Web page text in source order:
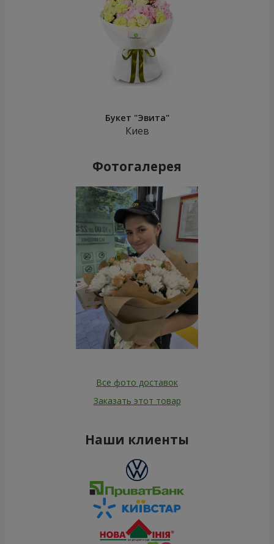
Букет "Эвита"
Киев
Фотогалерея
Все фото доставок
Заказать этот товар
Наши клиенты